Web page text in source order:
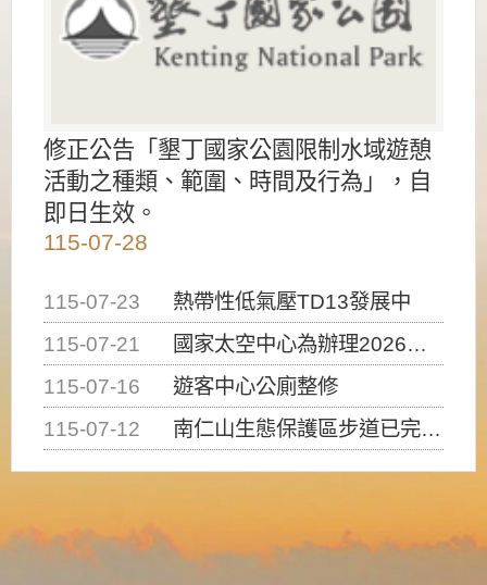
修正公告「墾丁國家公園限制水域遊憩
活動之種類、範圍、時間及行為」，自
即日生效。
115-07-28
115-07-23
熱帶性低氣壓TD13發展中
115-07-21
國家太空中心為辦理2026台灣盃火箭競賽，陸、海、空域警戒及協調相關事宜，因颱風備案事宜
115-07-16
遊客中心公廁整修
115-07-12
南仁山生態保護區步道已完成修復，自115年7月13日（星期一）起恢復開放入園，歡迎民眾依規定申請入園....